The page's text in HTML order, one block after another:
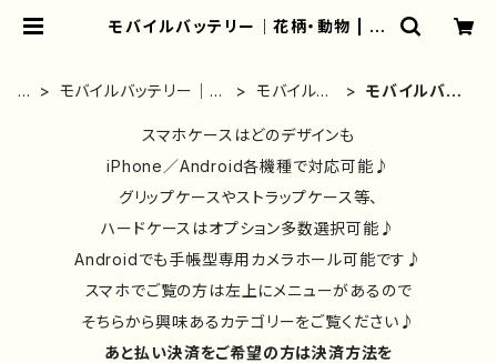
モバイルバッテリー｜花柄・動物 | iP
気/後払い/通販｜雑貨屋アリうさ
ホ
モバイルバッテリー｜充
モバイルバ
ラスト別
モバイルバッ
スマホケースはどのデザインも
iPhone／Android各機種で対応可能♪
グリップケースやストラップケース等、
ハードケースはオプション多数選択可能♪
Androidでも手帳型専用カメラホール可能です♪
スマホでご覧の方は左上にメニューがあるので
そちらから興味あるカテゴリーをご覧ください♪
あと払い決済をご希望の方は決済方法を